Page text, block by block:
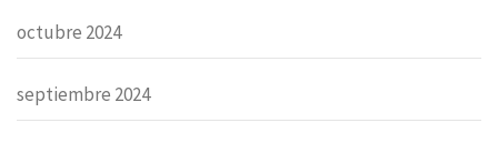
octubre 2024
septiembre 2024